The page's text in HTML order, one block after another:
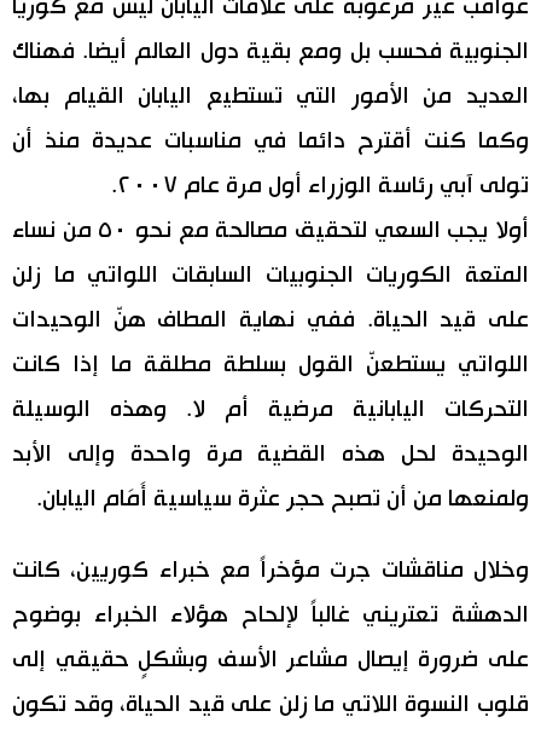
عواقب غير مرغوبة على علاقات اليابان ليس مع كوريا
الجنوبية فحسب بل ومع بقية دول العالم أيضا. فهناك
العديد من الأمور التي تستطيع اليابان القيام بها،
وكما كنت أقترح دائما في مناسبات عديدة منذ أن
تولى آبي رئاسة الوزراء أول مرة عام ٢٠٠٧.
أولا يجب السعي لتحقيق مصالحة مع نحو ٥٠ من نساء
المتعة الكوريات الجنوبيات السابقات اللواتي ما زلن
على قيد الحياة. ففي نهاية المطاف هنّ الوحيدات
اللواتي يستطعنّ القول بسلطة مطلقة ما إذا كانت
التحركات اليابانية مرضية أم لا. وهذه الوسيلة
الوحيدة لحل هذه القضية مرة واحدة وإلى الأبد
ولمنعها من أن تصبح حجر عثرة سياسية أَمَام اليابان.
وخلال مناقشات جرت مؤخراً مع خبراء كوريين، كانت
الدهشة تعتريني غالباً لإلحاح هؤلاء الخبراء بوضوح
على ضرورة إيصال مشاعر الأسف وبشكلٍ حقيقي إلى
قلوب النسوة اللاتي ما زلن على قيد الحياة، وقد تكون